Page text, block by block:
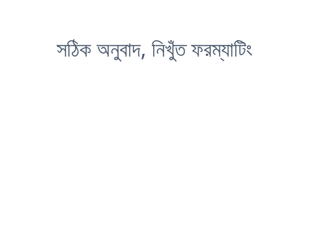
সঠিক অনুবাদ, নিখুঁত ফরম্যাটিং